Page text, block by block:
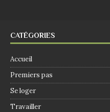
CATÉGORIES
Accueil
Premiers pas
Se loger
Travailler